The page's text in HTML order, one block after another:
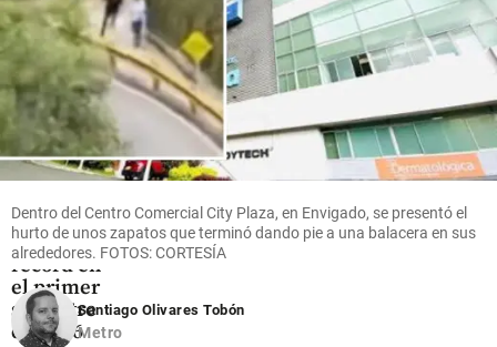
Economía
Mineros
ingresos y
utilidades
récord en
el primer
semestre
de 2026
Dentro del Centro Comercial City Plaza, en Envigado, se presentó el
hurto de unos zapatos que terminó dando pie a una balacera en sus
alrededores. FOTOS: CORTESÍA
Santiago Olivares Tobón
Metro